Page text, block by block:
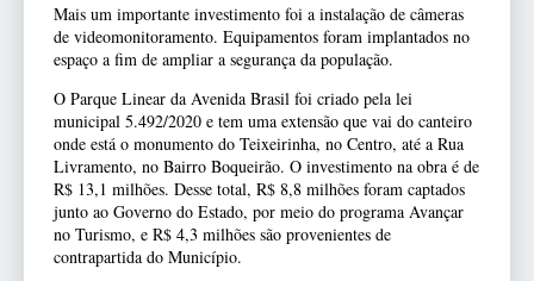
Mais um importante investimento foi a instalação de câmeras
de videomonitoramento. Equipamentos foram implantados no
espaço a fim de ampliar a segurança da população.
O Parque Linear da Avenida Brasil foi criado pela lei
municipal 5.492/2020 e tem uma extensão que vai do canteiro
onde está o monumento do Teixeirinha, no Centro, até a Rua
Livramento, no Bairro Boqueirão. O investimento na obra é de
R$ 13,1 milhões. Desse total, R$ 8,8 milhões foram captados
junto ao Governo do Estado, por meio do programa Avançar
no Turismo, e R$ 4,3 milhões são provenientes de
contrapartida do Município.